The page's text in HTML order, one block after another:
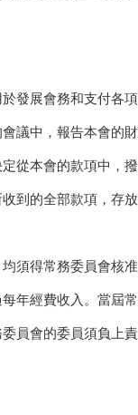
發展會務和支付各項
議中，報告本會的財
從本會的款項中，
到的全部款項，存
須得常務委員會核准
年經費收入。當屆
員會的委員須負上責